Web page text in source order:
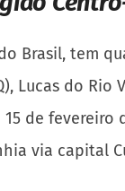
Brasil, tem
Lucas do
de fevereiro
via capital